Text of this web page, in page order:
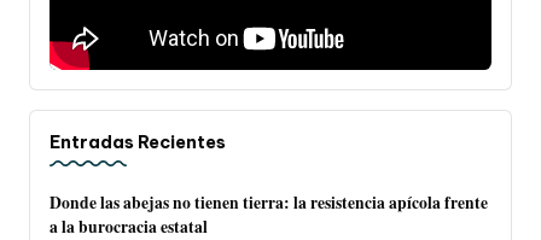
Entradas Recientes
Donde las abejas no tienen tierra: la resistencia apícola frente
a la burocracia estatal